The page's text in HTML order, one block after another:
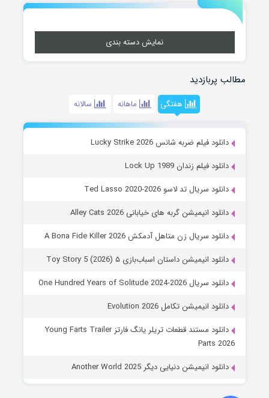
نمایش دسته بندی
مطالب پربازدید
هفتگی ماهانه سالانه
دانلود فیلم ضربه شانس Lucky Strike 2026
دانلود فیلم زندان Lock Up 1989
دانلود سریال تد لاسو Ted Lasso 2020-2026
دانلود انیمیشن گربه های خیابانی Alley Cats 2026
دانلود سریال زن متاهل آدمکش A Bona Fide Killer 2026
دانلود انیمیشن داستان اسباب‌بازی ۵ Toy Story 5 (2026)
دانلود سریال One Hundred Years of Solitude 2024-2026
دانلود انیمیشن تکامل Evolution 2026
دانلود مستند قطعات تریلر یانگ فارتز Young Farts Trailer
Parts 2026
دانلود انیمیشن دنیایی دیگر Another World 2025